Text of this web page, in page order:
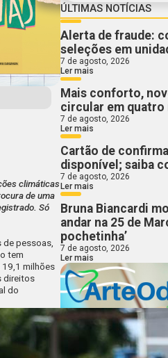
ÚLTIMAS NOTÍCIAS
Alerta de fraude:
seleções em
7 de agosto, 2026
Ler mais
Mais conforto,
circular em quatro
7 de agosto, 2026
Ler mais
Cartão de
disponível; saiba
7 de agosto, 2026
Ler mais
Bruna Biancardi
andar na 25 de
pochetinha’
7 de agosto, 2026
Ler mais
climáticas
de uma
Só
de pessoas,
tem
milhões
direitos
do